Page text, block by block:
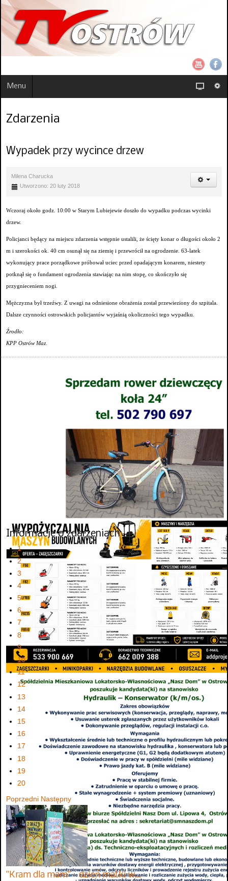
Menu
Zdarzenia
Wypadek przy wycince drzew
Milena Charucka
Utworzono: 20 luty 2018
Wczoraj około godz. 10:00 w Starym Lubiejewie doszło do wypadku podczas wycinki
drzew.
Policjanci będący na miejscu zdarzenia wstępnie ustalili, że ścięty konar o długości około 2
m i szerokości ok. 40 cm osunął się na ziemię i przewrócił na ogrodzenie. 63-latek
wykonujący prace porządkowe próbował uciec przed opadającym konarem, niestety
potknął się o fundament ogrodzenia stawiając na nim stopę, co skończyło się
przygnieceniem nogi.
Mężczyzna był trzeźwy. Z uwagi na odniesione obrażenia został przewieziony do szpitala.
Dalsze czynności ostrowskich policjantów wyjaśnią okoliczności tego wypadku.
Źrodło:
KPP Ostrów Maz.
Informacje o zdarzeniach
1
2
3
4
5
6
7
8
9
10
11
12
13
14
15
16
17
18
19
20
Poprzedni Następny
"Kram dla mam" - dzień matki w…